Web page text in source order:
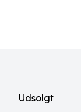
Udsolgt